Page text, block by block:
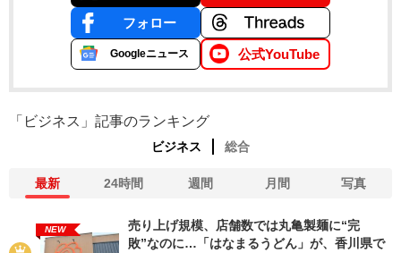
フォロー
Googleニュース 公式YouTube
「ビジネス」記事のランキング
ビジネス 総合
最新 24時間 週間 月間 写真
NEW
売り上げ規模、店舗数では丸亀製麺に“完
敗”なのに…「はなまるうどん」が、香川県で